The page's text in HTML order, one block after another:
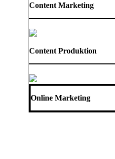
Content Marketing
Content Produktion
Online Marketing